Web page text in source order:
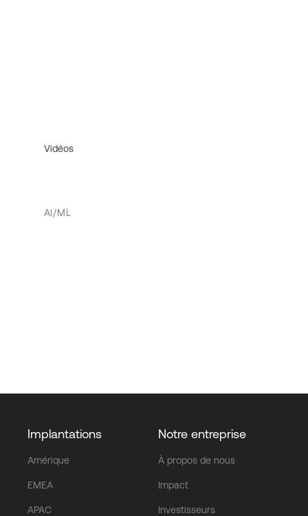
Vidéos
AI/ML
Implantations
Amérique
EMEA
APAC
Notre entreprise
À propos de nous
Impact
Investisseurs